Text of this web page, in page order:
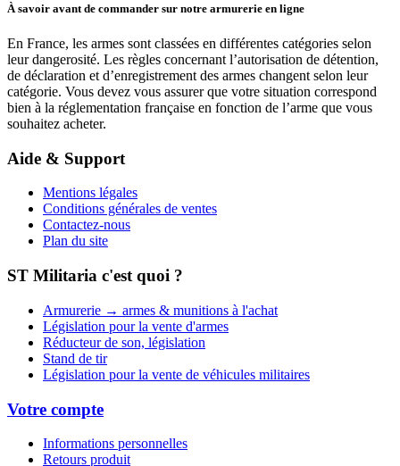
À savoir avant de commander sur notre armurerie en ligne
En France, les armes sont classées en différentes catégories selon
leur dangerosité. Les règles concernant l’autorisation de détention,
de déclaration et d’enregistrement des armes changent selon leur
catégorie. Vous devez vous assurer que votre situation correspond
bien à la réglementation française en fonction de l’arme que vous
souhaitez acheter.
Aide & Support
Mentions légales
Conditions générales de ventes
Contactez-nous
Plan du site
ST Militaria c'est quoi ?
Armurerie → armes & munitions à l'achat
Législation pour la vente d'armes
Réducteur de son, législation
Stand de tir
Législation pour la vente de véhicules militaires
Votre compte
Informations personnelles
Retours produit